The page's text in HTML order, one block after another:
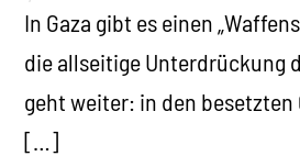
In Gaza gibt es einen
die allseitige Unterdrückung
geht weiter: in den besetzten
[…]